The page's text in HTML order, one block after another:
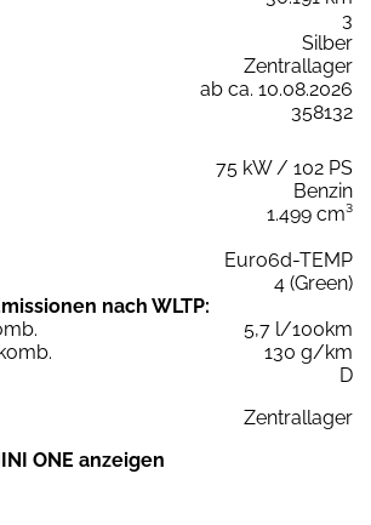
3
Silber
Zentrallager
ab ca. 10.08.2026
358132
75 kW / 102 PS
Benzin
1.499 cm³
Euro6d-TEMP
4 (Green)
nach WLTP:
5,7 l/100km
130 g/km
D
Zentrallager
ONE anzeigen